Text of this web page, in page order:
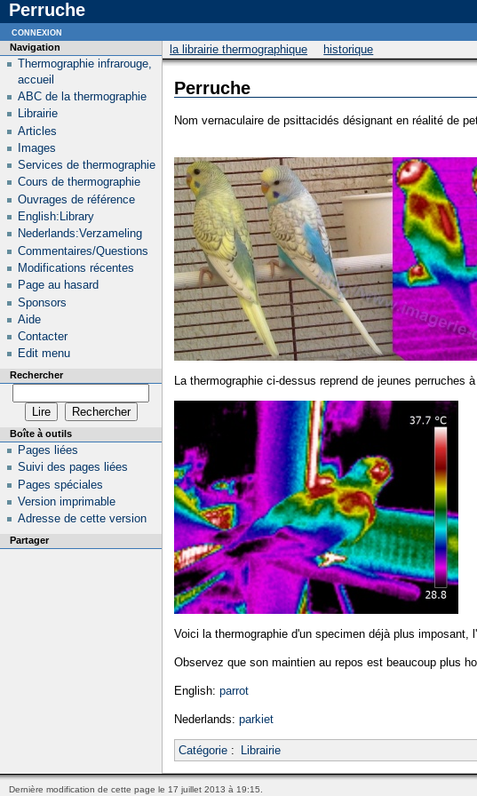
Perruche
la librairie thermographique historique
Perruche
Nom vernaculaire de psittacidés désignant en réalité de
La thermographie ci-dessus reprend de jeunes perruches
Voici la thermographie d'un specimen déjà plus
Observez que son maintien au repos est beaucoup plus
English: parrot
Nederlands: parkiet
Catégorie: Librairie
Navigation
Thermographie infrarouge,
accueil
ABC de la thermographie
Librairie
Articles
Images
Services de thermographie
Cours de thermographie
Ouvrages de référence
English:Library
Nederlands:Verzameling
Commentaires/Questions
Modifications récentes
Page au hasard
Sponsors
Aide
Contacter
Edit menu
Rechercher
Boîte à outils
Pages liées
Suivi des pages liées
Pages spéciales
Version imprimable
Adresse de cette version
Partager
connexion
Dernière modification de cette page le 17 juillet 2013 à 19:15.